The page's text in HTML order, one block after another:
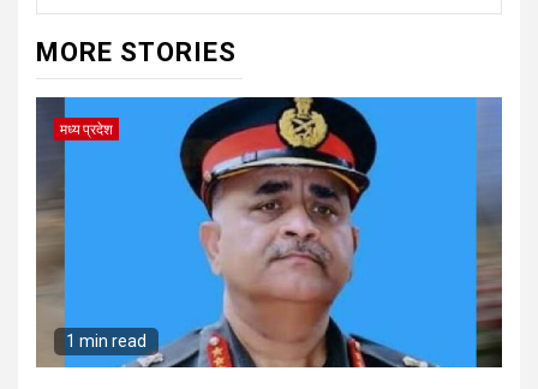
MORE STORIES
मध्य प्रदेश
1 min read